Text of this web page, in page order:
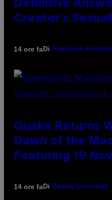
Definitive
Creator’s
14 ore faDi Stephen
SCREENSHOT: MACHINEGAMES/ID
Quake Returns
Dawn of the
Featuring 19
14 ore faDi Denny Connolly